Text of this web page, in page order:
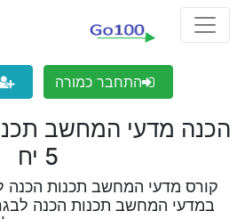
התחבר כמורה
הכנה מדעי המחשב
5 יח